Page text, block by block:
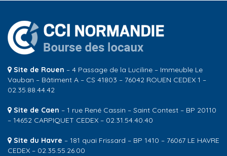
Site de Rouen – 4 Passage de la Luciline – Immeuble Le
Vauban – Bâtiment A – CS 41803 – 76042 ROUEN CEDEX 1 –
02.35.88.44.42
Site de Caen – 1 rue René Cassin – Saint Contest – BP 20110
– 14652 CARPIQUET CEDEX – 02.31.54.40.40
Site du Havre – 181 quai Frissard – BP 1410 – 76067 LE HAVRE
CEDEX – 02.35.55.26.00